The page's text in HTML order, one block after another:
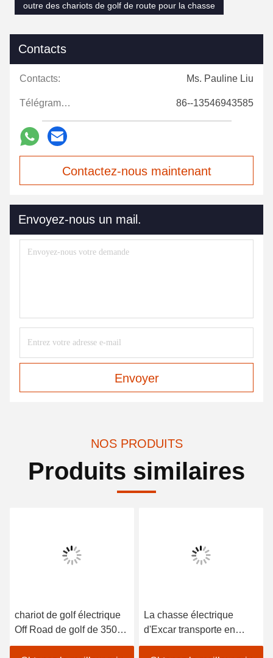
outre des chariots de golf de route pour la chasse
Contacts
Contacts: Ms. Pauline Liu
Télégramme: 86--13546943585
Contactez-nous maintenant
Envoyez-nous un mail.
Envoyer
NOS PRODUITS
Produits similaires
chariot de golf électrique
Off Road de golf de 350A
de chariot de chasse du
La chasse électrique
d'Excar transporte en
charrette le chariot de golf